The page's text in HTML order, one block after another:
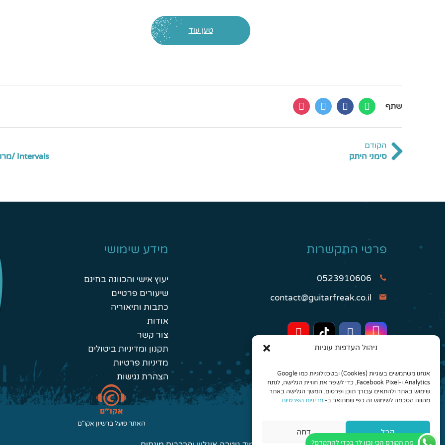
ניהול העדפות עוגיות
אנחנו משתמשים בעוגיות (Cookies) ובטכנולוגיות כמו Google
Analytics ו-Facebook Pixel, כדי לשפר את חוויית הגלישה, לנתח
שימוש באתר ולהתאים עבורך תוכן ופרסום. המשך הגלישה באתר
מהווה הסכמה לשימוש זה כפי שמתואר ב-מדיניות הפרטיות.
קבל דחה
טען עוד
שתף
הקודם
סימני היתק
Intervals /מרווחים
פרטי התקשרות
0523910606
contact@guitarfreak.co.il
מידע שימושי
יעוץ אישי והכוונה בחינם
שיעורים פרטיים
כתבות ותיאוריה
אודות
צור קשר
תקנון ומדיניות ביטולים
מדיניות פרטיות
הצהרת נגישות
האתר פועל ברשיון אקו"ם
מה הקורס הכי נכון לך בכדי להתקדם?